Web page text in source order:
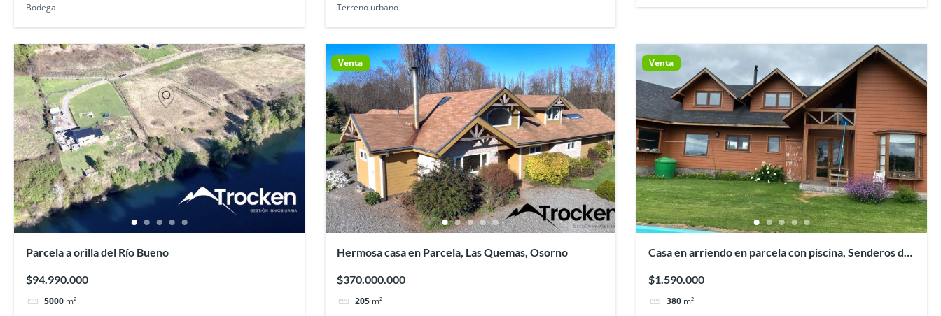
Bodega
Terreno urbano
Parcela a orilla del Río Bueno
$94.990.000
5000 m²
Venta
Hermosa casa en Parcela, Las Quemas, Osorno
$370.000.000
205 m²
Venta
Casa en arriendo en parcela con piscina, Senderos de
$1.590.000
380 m²